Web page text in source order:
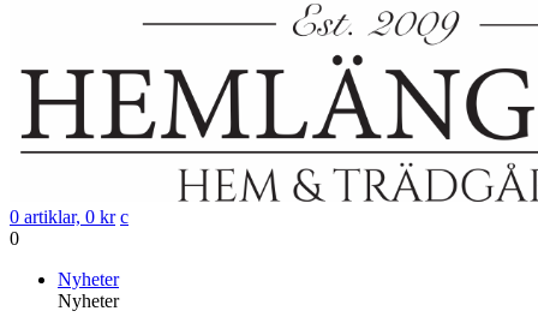
0 artiklar, 0 kr c
0
Nyheter
Nyheter